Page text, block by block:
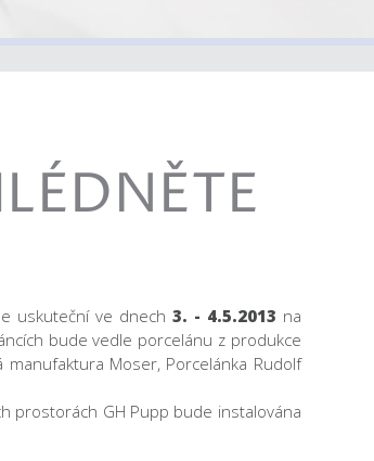
uskuteční ve dnech 3. - 4.5.2013 na
bude vedle porcelánu z produkce
Moser, Porcelánka Rudolf
prostorách GH Pupp bude instalována